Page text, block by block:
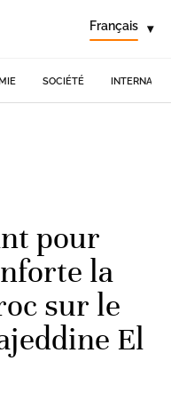
Français ▾
SOCIÉTÉ
pour
la
sur le
El